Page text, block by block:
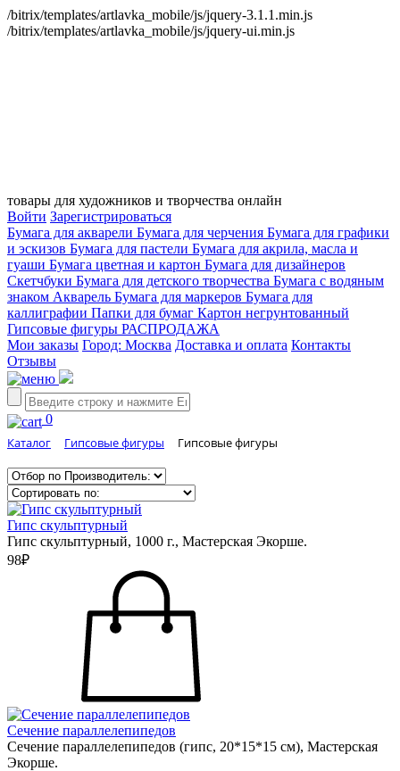
/bitrix/templates/artlavka_mobile/js/jquery-3.1.1.min.js
/bitrix/templates/artlavka_mobile/js/jquery-ui.min.js
товары для художников и творчества онлайн
Войти Зарегистрироваться
Бумага для акварели Бумага для черчения Бумага для графики
и эскизов Бумага для пастели Бумага для акрила, масла и
гуаши Бумага цветная и картон Бумага для дизайнеров
Скетчбуки Бумага для детского творчества Бумага с водяным
знаком Акварель Бумага для маркеров Бумага для
каллиграфии Папки для бумаг Картон негрунтованный
Гипсовые фигуры РАСПРОДАЖА
Мои заказы Город: Москва Доставка и оплата Контакты
Отзывы
0
Каталог Гипсовые фигуры Гипсовые фигуры
Гипс скульптурный
Гипс скульптурный, 1000 г., Мастерская Экорше.
98₽
Сечение параллелепипедов
Сечение параллелепипедов (гипс, 20*15*15 см), Мастерская
Экорше.